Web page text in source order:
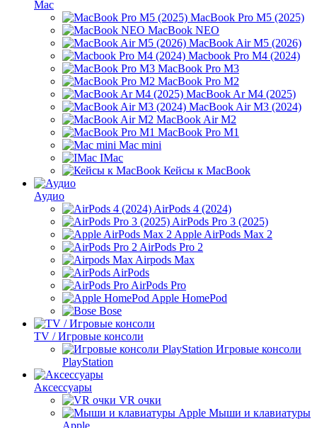
Mac
MacBook Pro M5 (2025)
MacBook NEO
MacBook Air M5 (2026)
Macbook Pro M4 (2024)
MacBook Pro M3
MacBook Pro M2
MacBook Ar M4 (2025)
MacBook Air M3 (2024)
MacBook Air M2
MacBook Pro M1
Mac mini
IMac
Кейсы к MacBook
Аудио
AirPods 4 (2024)
AirPods Pro 3 (2025)
Apple AirPods Max 2
AirPods Pro 2
Airpods Max
AirPods
AirPods Pro
Apple HomePod
Bose
TV / Игровые консоли
Игровые консоли
PlayStation
Аксессуары
VR очки
Мыши и клавиатуры
Apple